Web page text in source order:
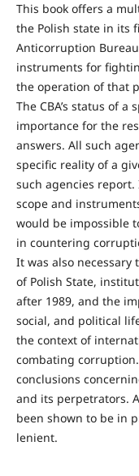
This book offers a
the Polish state in its
Anticorruption
instruments for
the operation of that
The CBA’s status of
importance for the
answers. All such
specific reality of a
such agencies
scope and
would be impossible
in countering
It was also
of Polish State,
after 1989, and the
social, and political
the context of
combating
conclusions
and its perpetrators.
been shown to be in
lenient.